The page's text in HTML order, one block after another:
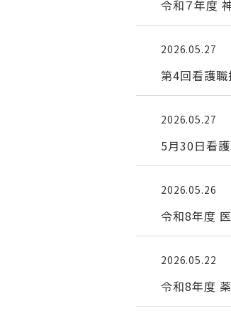
令和７年度
2026.05.27
第4回看護職
2026.05.27
5月30日看護
2026.05.26
令和8年度 医
2026.05.22
令和8年度